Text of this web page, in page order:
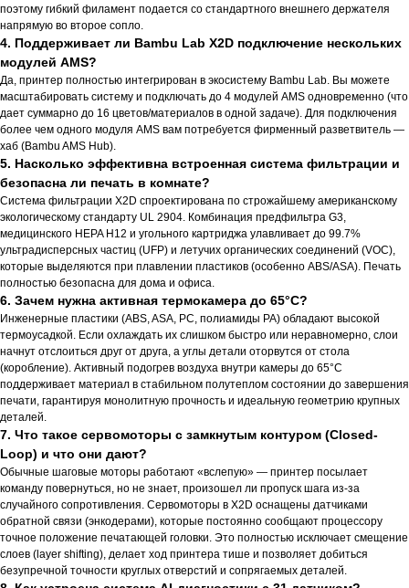
поэтому гибкий филамент подается со стандартного внешнего держателя
напрямую во второе сопло.
4. Поддерживает ли Bambu Lab X2D подключение нескольких
модулей AMS?
Да, принтер полностью интегрирован в экосистему Bambu Lab. Вы можете
масштабировать систему и подключать до 4 модулей AMS одновременно (что
дает суммарно до 16 цветов/материалов в одной задаче). Для подключения
более чем одного модуля AMS вам потребуется фирменный разветвитель —
хаб (Bambu AMS Hub).
5. Насколько эффективна встроенная система фильтрации и
безопасна ли печать в комнате?
Система фильтрации X2D спроектирована по строжайшему американскому
экологическому стандарту UL 2904. Комбинация предфильтра G3,
медицинского HEPA H12 и угольного картриджа улавливает до 99.7%
ультрадисперсных частиц (UFP) и летучих органических соединений (VOC),
которые выделяются при плавлении пластиков (особенно ABS/ASA). Печать
полностью безопасна для дома и офиса.
6. Зачем нужна активная термокамера до 65°C?
Инженерные пластики (ABS, ASA, PC, полиамиды PA) обладают высокой
термоусадкой. Если охлаждать их слишком быстро или неравномерно, слои
начнут отслоиться друг от друга, а углы детали оторвутся от стола
(коробление). Активный подогрев воздуха внутри камеры до 65°C
поддерживает материал в стабильном полутеплом состоянии до завершения
печати, гарантируя монолитную прочность и идеальную геометрию крупных
деталей.
7. Что такое сервомоторы с замкнутым контуром (Closed-
Loop) и что они дают?
Обычные шаговые моторы работают «вслепую» — принтер посылает
команду повернуться, но не знает, произошел ли пропуск шага из-за
случайного сопротивления. Сервомоторы в X2D оснащены датчиками
обратной связи (энкодерами), которые постоянно сообщают процессору
точное положение печатающей головки. Это полностью исключает смещение
слоев (layer shifting), делает ход принтера тише и позволяет добиться
безупречной точности круглых отверстий и сопрягаемых деталей.